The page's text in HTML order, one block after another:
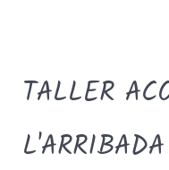
TALLER
L'ARRIBADA